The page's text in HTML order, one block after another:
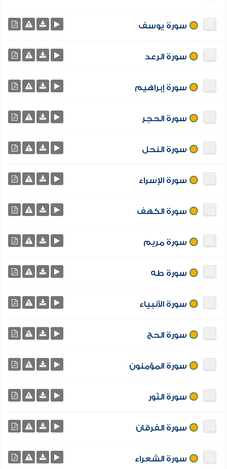
سورة يوسف
سورة الرعد
سورة إبراهيم
سورة الحجر
سورة النحل
سورة الإسراء
سورة الكهف
سورة مريم
سورة طه
سورة الأنبياء
سورة الحج
سورة المؤمنون
سورة النّور
سورة الفرقان
سورة الشعراء